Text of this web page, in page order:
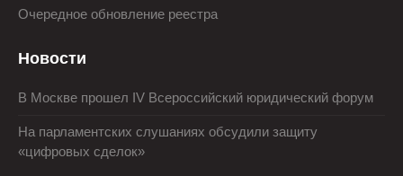
Очередное обновление реестра
Новости
В Москве прошел IV Всероссийский юридический форум
На парламентских слушаниях обсудили защиту
«цифровых сделок»